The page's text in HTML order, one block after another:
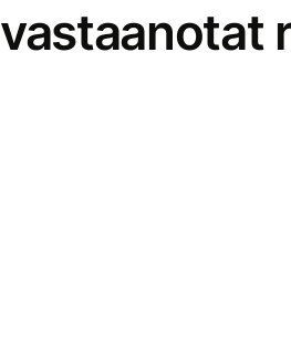
vastaanotat